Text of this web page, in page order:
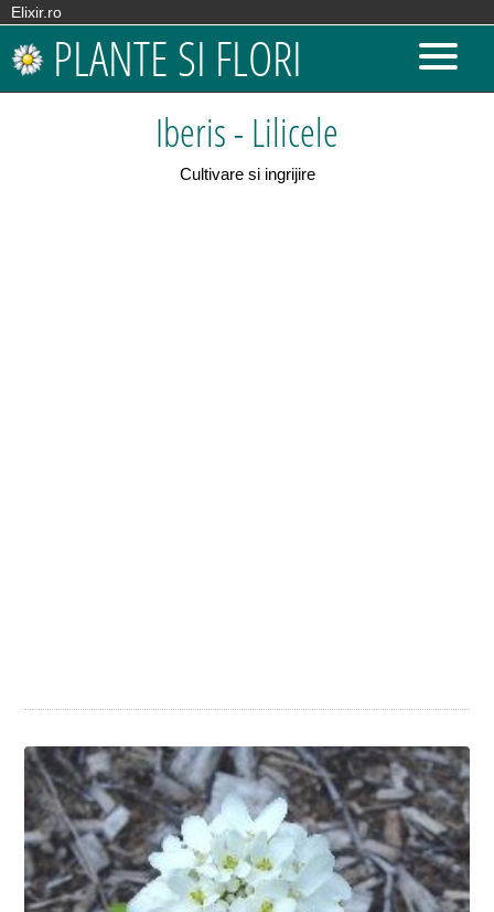
Elixir.ro
PLANTE SI FLORI
Iberis - Lilicele
Cultivare si ingrijire